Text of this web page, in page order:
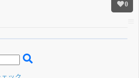
0
β版をはじめる
と米株版の先行利用も付きます